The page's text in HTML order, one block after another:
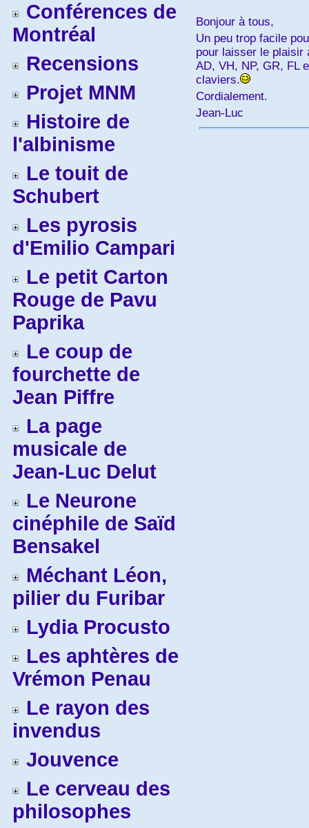
Conférences de
Montréal
Recensions
Projet MNM
Histoire de
l'albinisme
Le touit de
Schubert
Les pyrosis
d'Emilio Campari
Le petit Carton
Rouge de Pavu
Paprika
Le coup de
fourchette de
Jean Piffre
La page
musicale de
Jean-Luc Delut
Le Neurone
cinéphile de Saïd
Bensakel
Méchant Léon,
pilier du Furibar
Lydia Procusto
Les aphtères de
Vrémon Penau
Le rayon des
invendus
Jouvence
Le cerveau des
philosophes
Bonjour à tous,
Un peu trop facile
pour laisser le plaisir
AD, VH, NP, GR, FL
claviers.
Cordialement.
Jean-Luc